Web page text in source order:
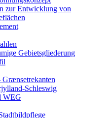
zur Entwicklung von
Gebietsgliederung
Schleswig
WEG